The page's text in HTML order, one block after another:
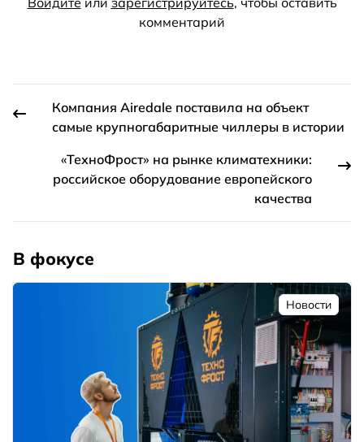
комментарий
Компания Airedale поставила на объект
самые крупногабаритные чиллеры в истории
«ТехноФрост» на рынке климатехники:
российское оборудование европейского
качества
В фокусе
Новости